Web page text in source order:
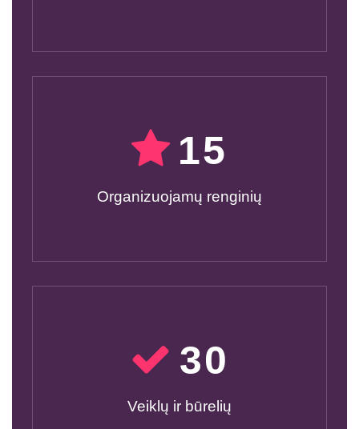
15
Organizuojamų renginių
30
Veiklų ir būrelių